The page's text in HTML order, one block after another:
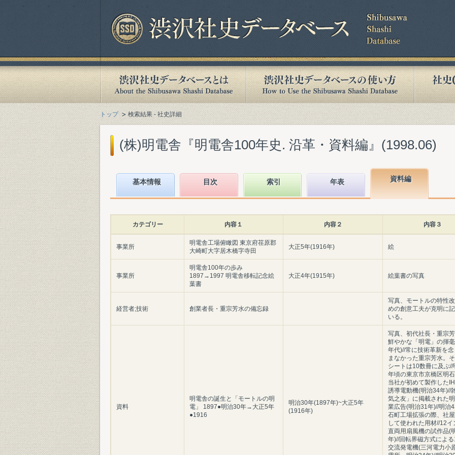
トップ 検索結果 - 社史詳細
(株)明電舎『明電舎100年史. 沿革・資料編』(1998.06)
基本情報 目次 索引 年表 資料編
カテゴリー 内容１ 内容２ 内容３
事業所
明電舎工場俯瞰図 東京府荏原郡
大崎町大字居木橋字寺田
大正5年(1916年) 絵
事業所
明電舎100年の歩み
1897→1997 明電舎移転記念絵
葉書
大正4年(1915年) 絵葉書の写真
経営者;技術 創業者長・重宗芳水の備忘録
写真、モートルの特性
めの創意工夫が克明に
いる。
資料
明電舎の誕生と「モートルの明
電」 1897●明治30年→大正5年
●1916
明治30年(1897年)~大正5年
(1916年)
写真、初代社長・重宗
鮮やかな「明電」の揮
年代)//常に技術革新を
まなかった重宗芳水。
シートは10数冊に及ぶ//
年頃の東京市京橋区明
当社が初めて製作した
誘導電動機(明治34年)//
気之友」に掲載された
業広告(明治31年)//明治
石町工場拡張の際、社
して使われた用材//12イ
直両用扇風機の試作品(
年)//回転界磁方式によ
交流発電機(三河電力小